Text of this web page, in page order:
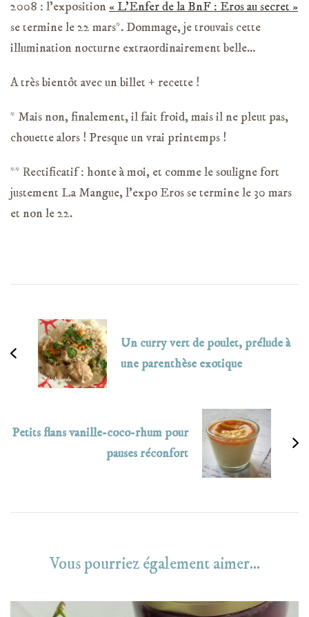
2008 : l’exposition « L’Enfer de la BnF : Eros au secret »
se termine le 22 mars*. Dommage, je trouvais cette
illumination nocturne extraordinairement belle…
A très bientôt avec un billet + recette !
* Mais non, finalement, il fait froid, mais il ne pleut pas,
chouette alors ! Presque un vrai printemps !
** Rectificatif : honte à moi, et comme le souligne fort
justement La Mangue, l’expo Eros se termine le 30 mars
et non le 22.
d'article
Un curry vert de poulet, prélude à
une parenthèse exotique
Petits flans vanille-coco-rhum pour
pauses réconfort
Vous pourriez également aimer...